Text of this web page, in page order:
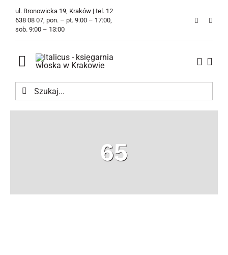
Przejdź
zawartości
ul. Bronowicka 19, Kraków | tel. 12
638 08 07, pon. – pt. 9:00 – 17:00,
sob. 9:00 – 13:00
Toggle
Navigation
Księgarnia
Szukaj
65